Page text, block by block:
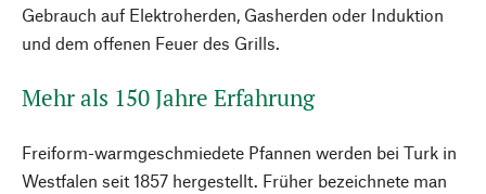
Gebrauch auf Elektroherden, Gasherden oder Induktion
und dem offenen Feuer des Grills.
Mehr als 150 Jahre Erfahrung
Freiform-warmgeschmiedete Pfannen werden bei Turk in
Westfalen seit 1857 hergestellt. Früher bezeichnete man